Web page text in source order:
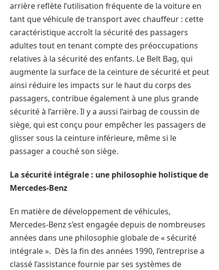
arrière reflète l’utilisation fréquente de la voiture en
tant que véhicule de transport avec chauffeur : cette
caractéristique accroît la sécurité des passagers
adultes tout en tenant compte des préoccupations
relatives à la sécurité des enfants. Le Belt Bag, qui
augmente la surface de la ceinture de sécurité et peut
ainsi réduire les impacts sur le haut du corps des
passagers, contribue également à une plus grande
sécurité à l’arrière. Il y a aussi l’airbag de coussin de
siège, qui est conçu pour empêcher les passagers de
glisser sous la ceinture inférieure, même si le
passager a couché son siège.
La sécurité intégrale : une philosophie holistique de
Mercedes-Benz
En matière de développement de véhicules,
Mercedes-Benz s’est engagée depuis de nombreuses
années dans une philosophie globale de « sécurité
intégrale ». Dès la fin des années 1990, l’entreprise a
classé l’assistance fournie par ses systèmes de